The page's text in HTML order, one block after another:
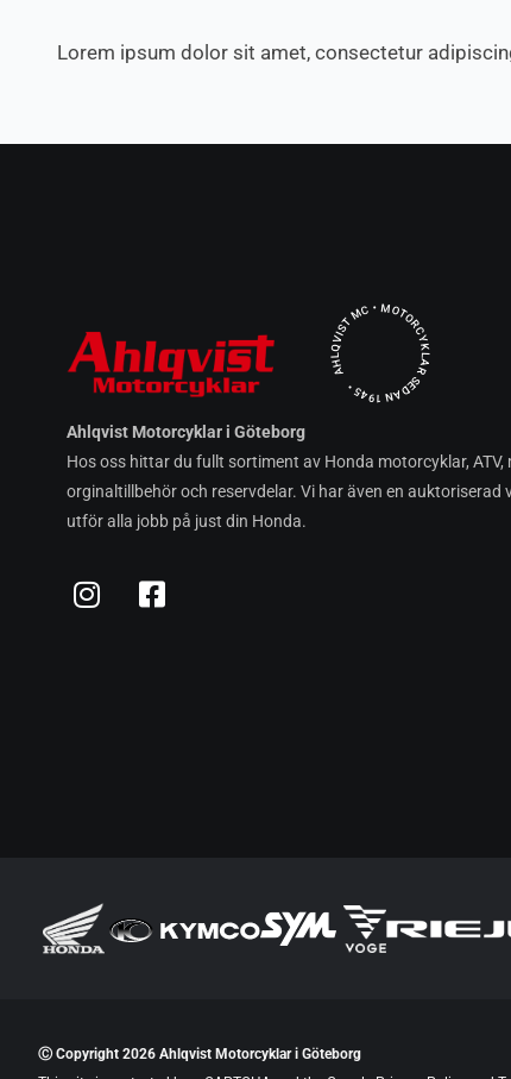
Lorem ipsum dolor sit amet, consectetur
AHLQVIST MC • MOTORCYKLAR SEDAN 1945 •
Ahlqvist Motorcyklar i Göteborg
Hos oss hittar du fullt sortiment av Honda motorcyklar, ATV,
orginaltillbehör och reservdelar. Vi har även en auktoriserad
utför alla jobb på just din Honda.
Ⓒ Copyright 2026 Ahlqvist Motorcyklar i Göteborg